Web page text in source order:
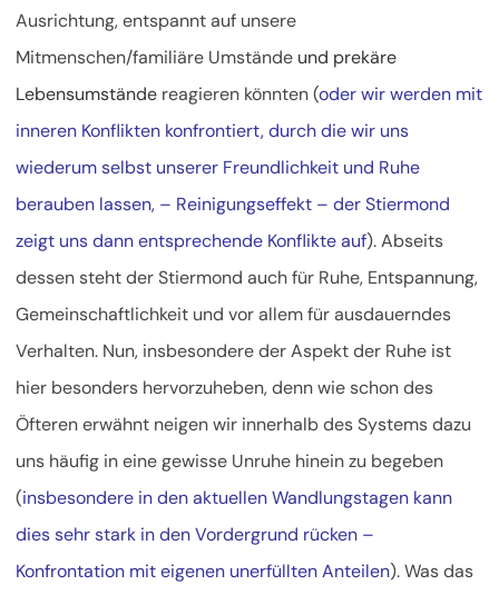
Ausrichtung, entspannt auf unsere
Mitmenschen/familiäre Umstände und prekäre
Lebensumstände reagieren könnten (oder wir werden mit
inneren Konflikten konfrontiert, durch die wir uns
wiederum selbst unserer Freundlichkeit und Ruhe
berauben lassen, – Reinigungseffekt – der Stiermond
zeigt uns dann entsprechende Konflikte auf). Abseits
dessen steht der Stiermond auch für Ruhe, Entspannung,
Gemeinschaftlichkeit und vor allem für ausdauerndes
Verhalten. Nun, insbesondere der Aspekt der Ruhe ist
hier besonders hervorzuheben, denn wie schon des
Öfteren erwähnt neigen wir innerhalb des Systems dazu
uns häufig in eine gewisse Unruhe hinein zu begeben
(insbesondere in den aktuellen Wandlungstagen kann
dies sehr stark in den Vordergrund rücken –
Konfrontation mit eigenen unerfüllten Anteilen). Was das